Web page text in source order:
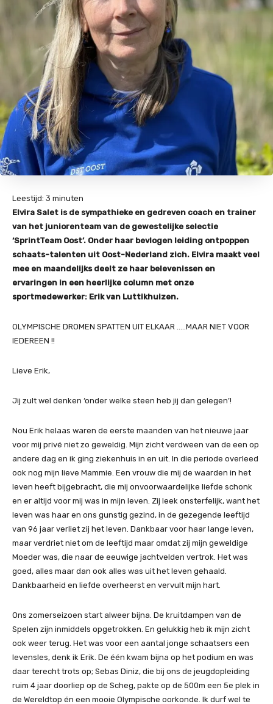
Leestijd: 3 minuten
Elvira Salet is de sympathieke en gedreven coach en trainer
van het juniorenteam van de gewestelijke selectie
‘SprintTeam Oost’. Onder haar bevlogen leiding ontpoppen
schaats-talenten uit Oost-Nederland zich. Elvira maakt veel
mee en maandelijks deelt ze haar belevenissen en
ervaringen in een heerlijke column met onze
sportmedewerker: Erik van Luttikhuizen.
OLYMPISCHE DROMEN SPATTEN UIT ELKAAR …..MAAR NIET VOOR
IEDEREEN !!
Lieve Erik,
Jij zult wel denken ‘onder welke steen heb jij dan gelegen’!
Nou Erik helaas waren de eerste maanden van het nieuwe jaar
voor mij privé niet zo geweldig. Mijn zicht verdween van de een op
andere dag en ik ging ziekenhuis in en uit. In die periode overleed
ook nog mijn lieve Mammie. Een vrouw die mij de waarden in het
leven heeft bijgebracht, die mij onvoorwaardelijke liefde schonk
en er altijd voor mij was in mijn leven. Zij leek onsterfelijk, want het
leven was haar en ons gunstig gezind, in de gezegende leeftijd
van 96 jaar verliet zij het leven. Dankbaar voor haar lange leven,
maar verdriet niet om de leeftijd maar omdat zij mijn geweldige
Moeder was, die naar de eeuwige jachtvelden vertrok. Het was
goed, alles maar dan ook alles was uit het leven gehaald.
Dankbaarheid en liefde overheerst en vervult mijn hart.
Ons zomerseizoen start alweer bijna. De kruitdampen van de
Spelen zijn inmiddels opgetrokken. En gelukkig heb ik mijn zicht
ook weer terug. Het was voor een aantal jonge schaatsers een
levensles, denk ik Erik. De één kwam bijna op het podium en was
daar terecht trots op; Sebas Diniz, die bij ons de jeugdopleiding
ruim 4 jaar doorliep op de Scheg, pakte op de 500m een 5e plek in
de Wereldtop én een mooie Olympische oorkonde. Ik durf wel te